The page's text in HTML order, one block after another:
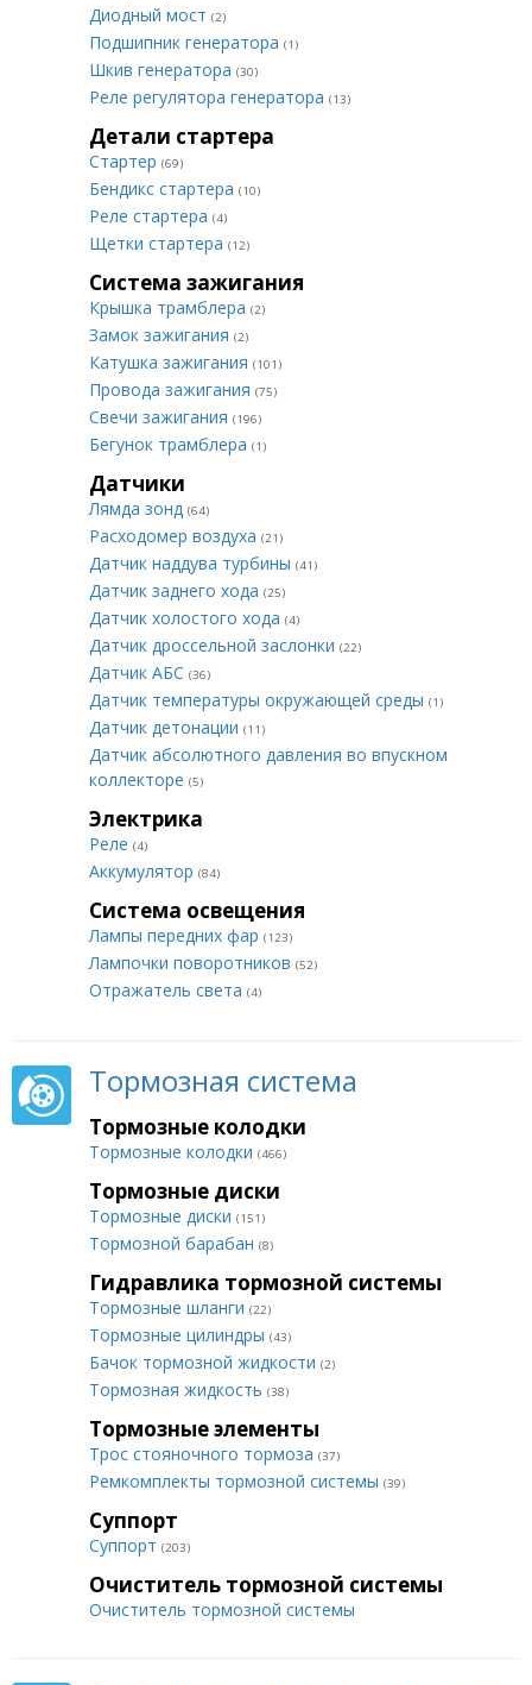
Диодный мост (2)
Подшипник генератора (1)
Шкив генератора (30)
Реле регулятора генератора (13)
Детали стартера
Стартер (69)
Бендикс стартера (10)
Реле стартера (4)
Щетки стартера (12)
Система зажигания
Крышка трамблера (2)
Замок зажигания (2)
Катушка зажигания (101)
Провода зажигания (75)
Свечи зажигания (196)
Бегунок трамблера (1)
Датчики
Лямда зонд (64)
Расходомер воздуха (21)
Датчик наддува турбины (41)
Датчик заднего хода (25)
Датчик холостого хода (4)
Датчик дроссельной заслонки (22)
Датчик АБС (36)
Датчик температуры окружающей среды (1)
Датчик детонации (11)
Датчик абсолютного давления во впускном
коллекторе (5)
Электрика
Реле (4)
Аккумулятор (84)
Система освещения
Лампы передних фар (123)
Лампочки поворотников (52)
Отражатель света (4)
Тормозная система
Тормозные колодки
Тормозные колодки (466)
Тормозные диски
Тормозные диски (151)
Тормозной барабан (8)
Гидравлика тормозной системы
Тормозные шланги (22)
Тормозные цилиндры (43)
Бачок тормозной жидкости (2)
Тормозная жидкость (38)
Тормозные элементы
Трос стояночного тормоза (37)
Ремкомплекты тормозной системы (39)
Суппорт
Суппорт (203)
Очиститель тормозной системы
Очиститель тормозной системы